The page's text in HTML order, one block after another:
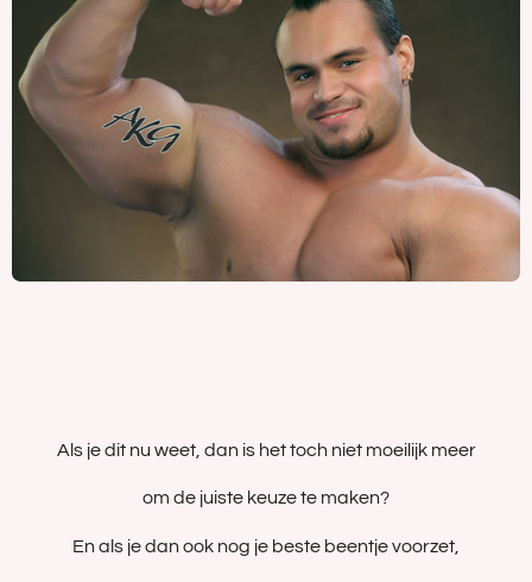
Als je dit nu weet, dan is het toch niet moeilijk meer
om de juiste keuze te maken?
En als je dan ook nog je beste beentje voorzet,